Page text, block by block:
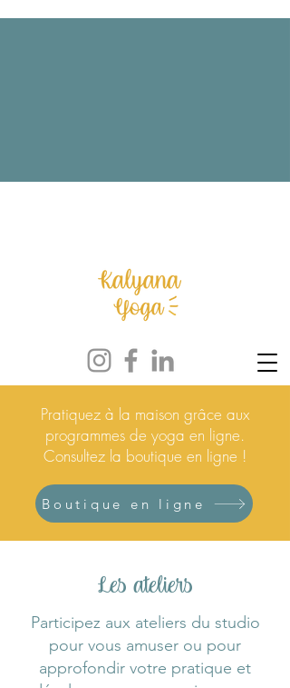
Pratiquez à la maison grâce aux
programmes de yoga en ligne.
Consultez la boutique en ligne !
Boutique en ligne
Les ateliers
Participez aux ateliers du studio
pour vous amuser ou pour
approfondir votre pratique et